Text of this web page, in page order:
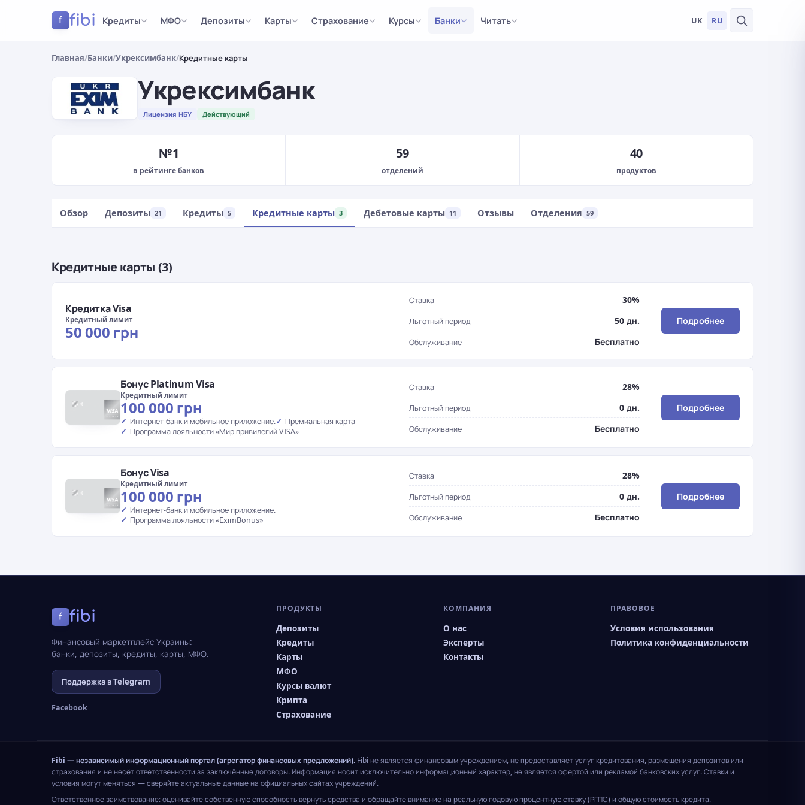
f fibi Кредиты МФО Депозиты Карты Страхование Курсы Банки Читать UK RU
Главная/Банки/Укрексимбанк/Кредитные карты
Укрексимбанк
Лицензия НБУ Действующий
№1
в рейтинге банков
59
отделений
40
продуктов
Обзор Депозиты 21 Кредиты 5 Кредитные карты 3 Дебетовые карты 11 Отзывы Отделения 59
Кредитные карты (3)
Кредитка Visa
Кредитный лимит
50 000 грн
Ставка 30%
Льготный период 50 дн.
Обслуживание Бесплатно
Подробнее
Бонус Platinum Visa
Кредитный лимит
100 000 грн
Интернет-банк и мобильное приложение.
Премиальная карта
Программа лояльности «Мир привилегий VISA»
Ставка 28%
Льготный период 0 дн.
Обслуживание Бесплатно
Подробнее
Бонус Visa
Кредитный лимит
100 000 грн
Интернет-банк и мобильное приложение.
Программа лояльности «EximBonus»
Ставка 28%
Льготный период 0 дн.
Обслуживание Бесплатно
Подробнее
f fibi
Финансовый маркетплейс Украины:
банки, депозиты, кредиты, карты, МФО.
Поддержка в Telegram
Facebook
ПРОДУКТЫ
Депозиты
Кредиты
Карты
МФО
Курсы валют
Крипта
Страхование
КОМПАНИЯ
О нас
Эксперты
Контакты
ПРАВОВОЕ
Условия использования
Политика конфиденциальности
Fibi — независимый информационный портал (агрегатор финансовых предложений). Fibi не является финансовым учреждением, не предоставляет услуг кредитования, размещения депозитов или
страхования и не несёт ответственности за заключённые договоры. Информация носит исключительно информационный характер, не является офертой или рекламой банковских услуг. Ставки и
условия могут меняться — сверяйте актуальные данные на официальных сайтах учреждений.
Ответственное заимствование: оценивайте собственную способность вернуть средства и обращайте внимание на реальную годовую процентную ставку (РГПС) и общую стоимость кредита.